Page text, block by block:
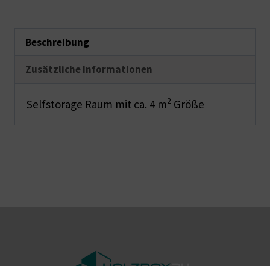
Beschreibung
Zusätzliche Informationen
Selfstorage Raum mit ca. 4 m2 Größe